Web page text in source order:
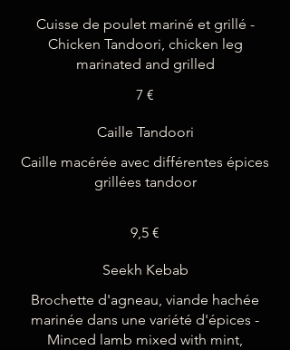
Cuisse de poulet mariné et grillé -
Chicken Tandoori, chicken leg
7 €
Caille Tandoori
Caille macérée avec différentes épices
grillées tandoor
9,5 €
Seekh Kebab
Brochette d'agneau, viande hachée
marinée dans une variété d'épices -
Minced lamb mixed with mint,